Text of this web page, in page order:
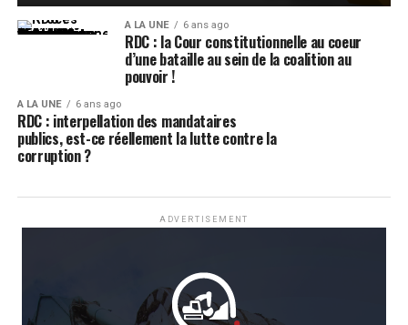
A LA UNE 6 ans ago
RDC : la Cour constitutionnelle au coeur
d’une bataille au sein de la coalition au
pouvoir !
A LA UNE 6 ans ago
RDC : interpellation des mandataires
publics, est-ce réellement la lutte contre la
corruption ?
ADVERTISEMENT